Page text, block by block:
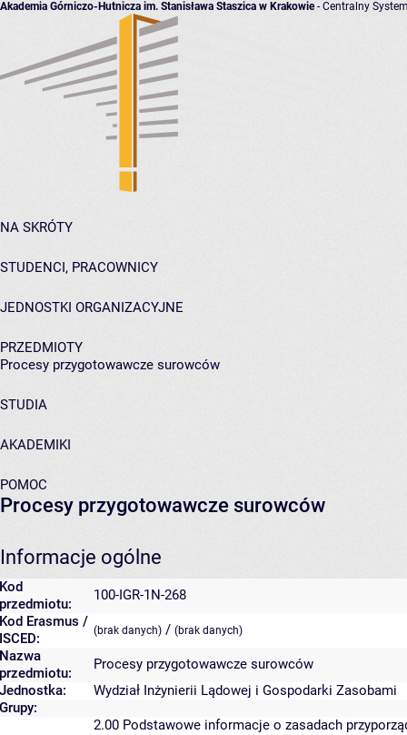
Akademia Górniczo-Hutnicza im. Stanisława Staszica w Krakowie- Centralny
NA SKRÓTY
STUDENCI, PRACOWNICY
JEDNOSTKI ORGANIZACYJNE
PRZEDMIOTY
Procesy przygotowawcze surowców
STUDIA
AKADEMIKI
POMOC
Procesy przygotowawcze surowców
Informacje ogólne
Kod
przedmiotu:
100-IGR-1N-268
Kod Erasmus /
ISCED:
(brak danych) / (brak danych)
Nazwa
przedmiotu:
Procesy przygotowawcze surowców
Jednostka:
Wydział Inżynierii Lądowej i Gospodarki Zasobami
Grupy:
2.00 Podstawowe informacje o zasadach